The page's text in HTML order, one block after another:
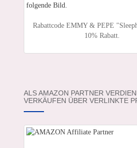
Rabattcode EMMY & PEPE
10% Rabatt.
ALS AMAZON PARTNER
VERKÄUFEN ÜBER VERLINKTE